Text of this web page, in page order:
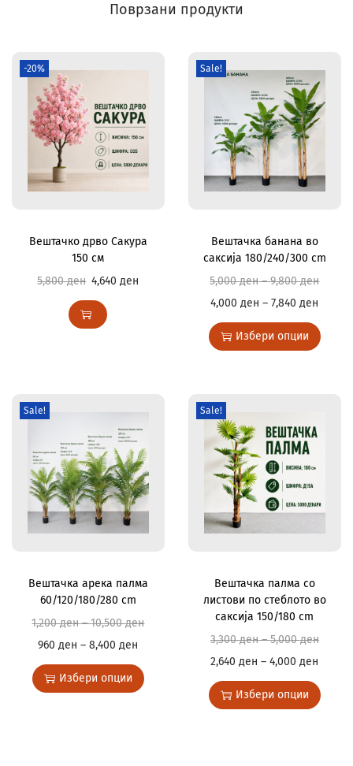
Поврзани продукти
-20%
Вештачко дрво Сакура
150 см
5,800ден 4,640ден
Sale!
Вештачка банана во
саксија 180/240/300 cm
5,000ден–9,800ден
4,000ден –7,840ден
Избери опции
Sale!
Вештачка арека палма
60/120/180/280 cm
1,200ден–10,500ден
960ден –8,400ден
Избери опции
Sale!
Вештачка палма со
листови по стеблото во
саксија 150/180 cm
3,300ден–5,000ден
2,640ден –4,000ден
Избери опции